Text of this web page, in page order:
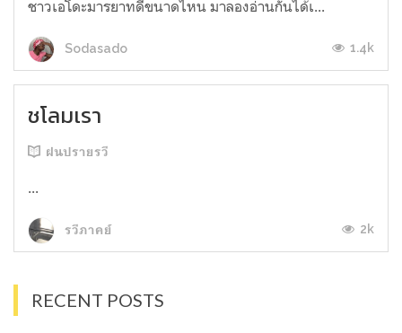
ชาวเอโดะมารยาทดีขนาดไหน มาลองอ่านกันได้เ...
Sodasado 1.4k
ชโลมเรา
ฝนปรายรวี
...
รวีภาคย์ 2k
RECENT POSTS